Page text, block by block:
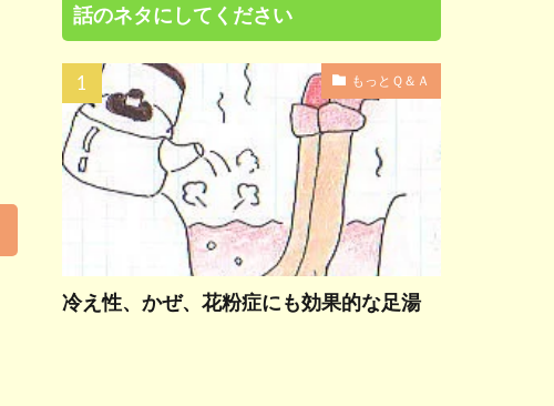
話のネタにしてください
もっとＱ＆Ａ
冷え性、かぜ、花粉症にも効果的な足湯